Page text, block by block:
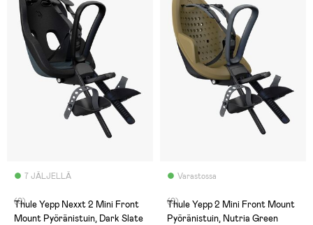
7 JÄLJELLÄ
(0)
Thule Yepp Nexxt 2 Mini Front
Mount Pyöränistuin, Dark Slate
Varastossa
(0)
Thule Yepp 2 Mini Front Mount
Pyöränistuin, Nutria Green